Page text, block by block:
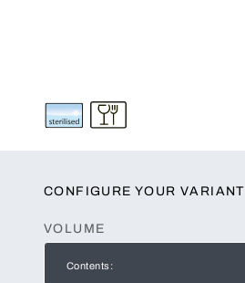
CONFIGURE YOUR VARIANT
VOLUME
Contents: